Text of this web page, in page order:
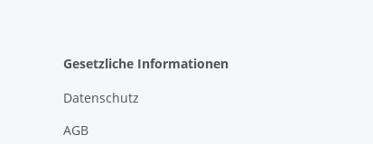
Gesetzliche Informationen
Datenschutz
AGB